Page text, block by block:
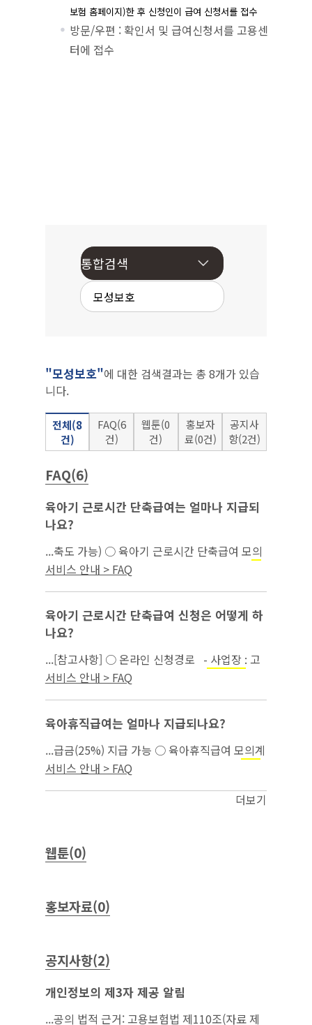
보험 홈페이지)한 후 신청인이 급여 신청서를 접수
방문/우편 : 확인서 및 급여신청서를 고용센
터에 접수
"모성보호"에 대한 검색결과는 총 8개가 있습
니다.
전체(8
건)
FAQ(6
건)
웹툰(0
건)
홍보자
료(0건)
공지사
항(2건)
FAQ(6)
육아기 근로시간 단축급여는 얼마나 지급되
나요?
...축도 가능) ○ 육아기 근로시간 단축급여 모의
계산은 고용보험 홈페이지(간편 모의계산 →
서비스 안내 > FAQ
육아기 근로시간 단축급여 신청은 어떻게 하
나요?
...[참고사항] ○ 온라인 신청경로 - 사업장 : 고
용보험 홈페이지 → 기업서비스 →
서비스 안내 > FAQ
육아휴직급여는 얼마나 지급되나요?
...급금(25%) 지급 가능 ○ 육아휴직급여 모의계
산은 고용보험 홈페이지(간편 모의계산 →
서비스 안내 > FAQ
더보기
웹툰(0)
홍보자료(0)
공지사항(2)
개인정보의 제3자 제공 알림
...공의 법적 근거: 고용보험법 제110조(자료 제